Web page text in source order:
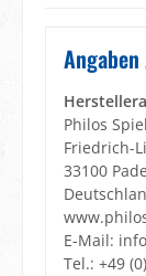
Philos
Friedrich-
33100
E-Mail:
Tel.: +49